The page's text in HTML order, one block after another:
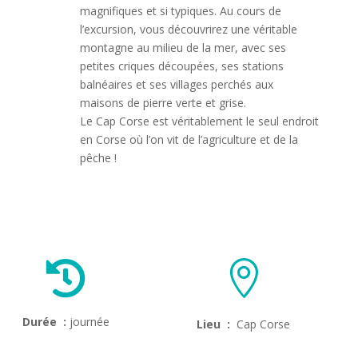
magnifiques et si typiques. Au cours de
l’excursion, vous découvrirez une véritable
montagne au milieu de la mer, avec ses
petites criques découpées, ses stations
balnéaires et ses villages perchés aux
maisons de pierre verte et grise.
Le Cap Corse est véritablement le seul endroit
en Corse où l’on vit de l’agriculture et de la
pêche !

Durée : journée

Lieu : Cap Corse